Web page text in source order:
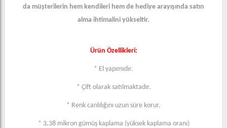
da müşterilerin hem kendileri hem de hediye arayışında satın
alma ihtimalini yükseltir.
Ürün Özellikleri:
* El yapımıdır.
* Çift olarak satılmaktadır.
* Renk canlılığını uzun süre korur.
* 3,38 mikron gümüş kaplama (yüksek kaplama oranı)